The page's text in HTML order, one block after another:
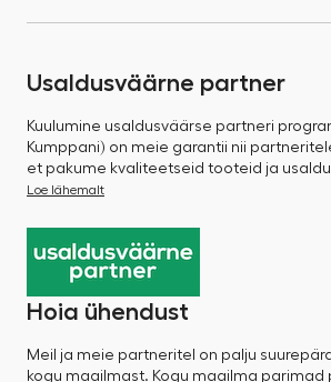
Usaldusväärne partner
Kuulumine usaldusväärse partneri
Kumppani) on meie garantii nii
et pakume kvaliteetseid tooteid ja
Loe lähemalt
Hoia ühendust
Meil ja meie partneritel on palju
kogu maailmast. Kogu maailma parimad